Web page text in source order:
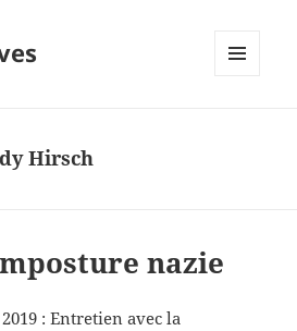
Hirsch
nazie
: Entretien avec la